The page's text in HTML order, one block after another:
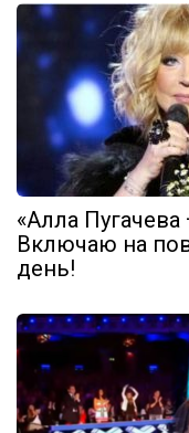
«Алла Пугачева
Включаю на
день!